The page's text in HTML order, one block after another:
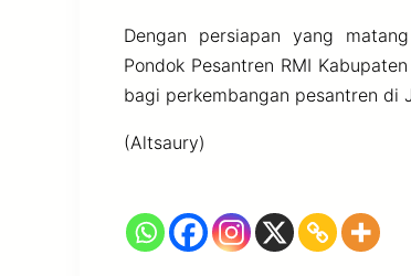
Dengan persiapan yang
Pondok Pesantren RMI
bagi perkembangan pesantren di
(Altsaury)